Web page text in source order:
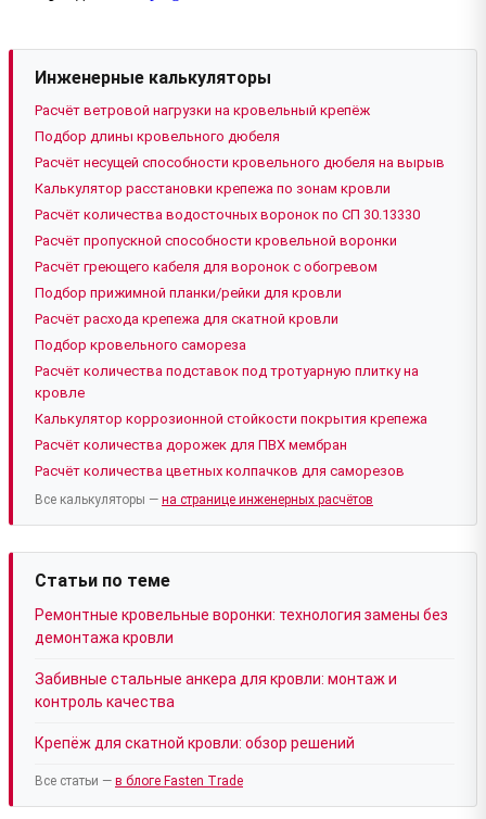
Инженерные калькуляторы
Расчёт ветровой нагрузки на кровельный крепёж
Подбор длины кровельного дюбеля
Расчёт несущей способности кровельного дюбеля на вырыв
Калькулятор расстановки крепежа по зонам кровли
Расчёт количества водосточных воронок по СП 30.13330
Расчёт пропускной способности кровельной воронки
Расчёт греющего кабеля для воронок с обогревом
Подбор прижимной планки/рейки для кровли
Расчёт расхода крепежа для скатной кровли
Подбор кровельного самореза
Расчёт количества подставок под тротуарную плитку на
кровле
Калькулятор коррозионной стойкости покрытия крепежа
Расчёт количества дорожек для ПВХ мембран
Расчёт количества цветных колпачков для саморезов
Все калькуляторы — на странице инженерных расчётов
Статьи по теме
Ремонтные кровельные воронки: технология замены без
демонтажа кровли
Забивные стальные анкера для кровли: монтаж и
контроль качества
Крепёж для скатной кровли: обзор решений
Все статьи — в блоге Fasten Trade